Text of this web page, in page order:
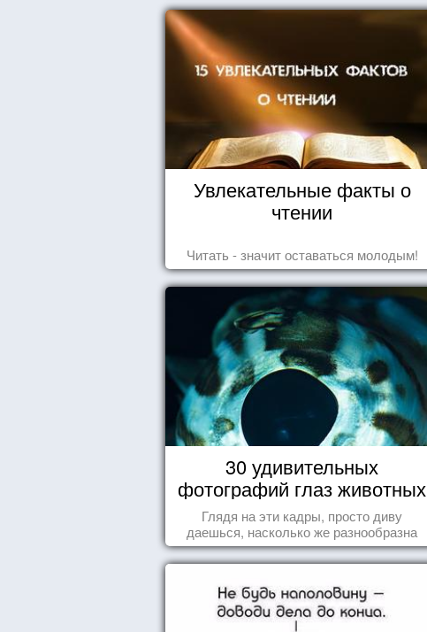
Увлекательные факты о
чтении
Читать - значит оставаться молодым!
30 удивительных
фотографий глаз животных
Глядя на эти кадры, просто диву
даешься, насколько же разнообразна
природа нашего мира!